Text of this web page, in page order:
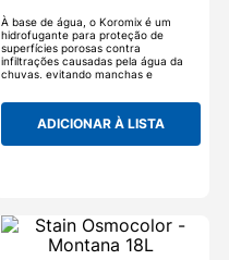
À base de água, o Koromix é um
hidrofugante para proteção de
superfícies porosas contra
infiltrações causadas pela água da
chuvas, evitando manchas e
ambientalmente amigável, foi
desenvolvido especialmente para
aplicação em substratos de
ADICIONAR À LISTA